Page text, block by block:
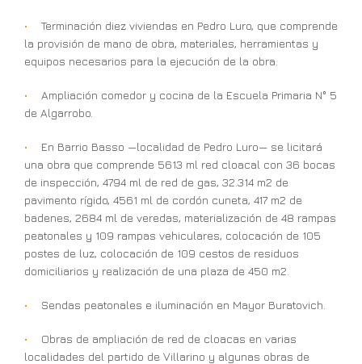
Terminación diez viviendas en Pedro Luro, que comprende
la provisión de mano de obra, materiales, herramientas y
equipos necesarios para la ejecución de la obra.
Ampliación comedor y cocina de la Escuela Primaria N° 5
de Algarrobo.
En Barrio Basso —localidad de Pedro Luro— se licitará
una obra que comprende 5613 ml red cloacal con 36 bocas
de inspección, 4794 ml de red de gas, 32.314 m2 de
pavimento rígido, 4561 ml de cordón cuneta, 417 m2 de
badenes, 2684 ml de veredas, materialización de 48 rampas
peatonales y 109 rampas vehiculares, colocación de 105
postes de luz, colocación de 109 cestos de residuos
domiciliarios y realización de una plaza de 450 m2.
Sendas peatonales e iluminación en Mayor Buratovich.
Obras de ampliación de red de cloacas en varias
localidades del partido de Villarino y algunas obras de